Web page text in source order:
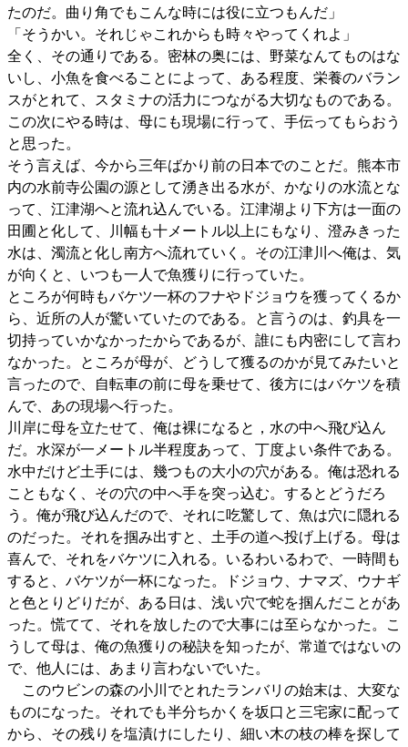
たのだ。曲り角でもこんな時には役に立つもんだ」
「そうかい。それじゃこれからも時々やってくれよ」
全く、その通りである。密林の奥には、野菜なんてものはな
いし、小魚を食べることによって、ある程度、栄養のバラン
スがとれて、スタミナの活力につながる大切なものである。
この次にやる時は、母にも現場に行って、手伝ってもらおう
と思った。
そう言えば、今から三年ばかり前の日本でのことだ。熊本市
内の水前寺公園の源として湧き出る水が、かなりの水流とな
って、江津湖へと流れ込んでいる。江津湖より下方は一面の
田圃と化して、川幅も十メートル以上にもなり、澄みきった
水は、濁流と化し南方へ流れていく。その江津川へ俺は、気
が向くと、いつも一人で魚獲りに行っていた。
ところが何時もバケツ一杯のフナやドジョウを獲ってくるか
ら、近所の人が驚いていたのである。と言うのは、釣具を一
切持っていかなかったからであるが、誰にも内密にして言わ
なかった。ところが母が、どうして獲るのかが見てみたいと
言ったので、自転車の前に母を乗せて、後方にはバケツを積
んで、あの現場へ行った。
川岸に母を立たせて、俺は裸になると，水の中へ飛び込ん
だ。水深が一メートル半程度あって、丁度よい条件である。
水中だけど土手には、幾つもの大小の穴がある。俺は恐れる
こともなく、その穴の中へ手を突っ込む。するとどうだろ
う。俺が飛び込んだので、それに吃驚して、魚は穴に隠れる
のだった。それを掴み出すと、土手の道へ投げ上げる。母は
喜んで、それをバケツに入れる。いるわいるわで、一時間も
すると、バケツが一杯になった。ドジョウ、ナマズ、ウナギ
と色とりどりだが、ある日は、浅い穴で蛇を掴んだことがあ
った。慌てて、それを放したので大事には至らなかった。こ
うして母は、俺の魚獲りの秘訣を知ったが、常道ではないの
で、他人には、あまり言わないでいた。
このウビンの森の小川でとれたランバリの始末は、大変な
ものになった。それでも半分ちかくを坂口と三宅家に配って
から、その残りを塩漬けにしたり、細い木の枝の棒を探して